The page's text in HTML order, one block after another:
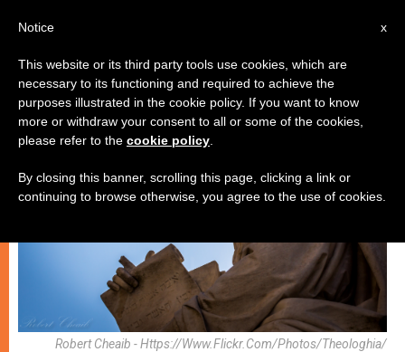
روحانيّة
Robert Cheaib - Https://www.flickr.com/photos/theologhia/
x
Notice
This website or its third party tools use cookies, which are
necessary to its functioning and required to achieve the
purposes illustrated in the cookie policy. If you want to know
more or withdraw your consent to all or some of the cookies,
please refer to the cookie policy
By closing this banner, scrolling this page, clicking a link or
continuing to browse otherwise, you agree to the use of cookies.